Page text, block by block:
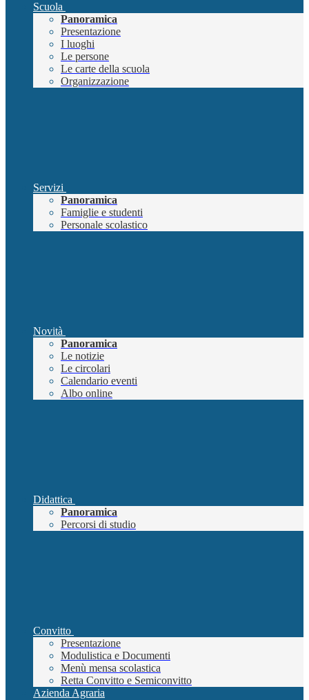
Scuola
Panoramica
Presentazione
I luoghi
Le persone
Le carte della scuola
Organizzazione
Servizi
Panoramica
Famiglie e studenti
Personale scolastico
Novità
Panoramica
Le notizie
Le circolari
Calendario eventi
Albo online
Didattica
Panoramica
Percorsi di studio
Convitto
Presentazione
Modulistica e Documenti
Menù mensa scolastica
Retta Convitto e Semiconvitto
Azienda Agraria